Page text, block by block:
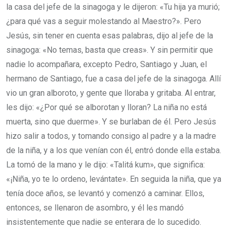
la casa del jefe de la sinagoga y le dijeron: «Tu hija ya murió;
¿para qué vas a seguir molestando al Maestro?». Pero
Jesús, sin tener en cuenta esas palabras, dijo al jefe de la
sinagoga: «No temas, basta que creas». Y sin permitir que
nadie lo acompañara, excepto Pedro, Santiago y Juan, el
hermano de Santiago, fue a casa del jefe de la sinagoga. Allí
vio un gran alboroto, y gente que lloraba y gritaba. Al entrar,
les dijo: «¿Por qué se alborotan y lloran? La niña no está
muerta, sino que duerme». Y se burlaban de él. Pero Jesús
hizo salir a todos, y tomando consigo al padre y a la madre
de la niña, y a los que venían con él, entró donde ella estaba.
La tomó de la mano y le dijo: «Talitá kum», que significa:
«¡Niña, yo te lo ordeno, levántate». En seguida la niña, que ya
tenía doce años, se levantó y comenzó a caminar. Ellos,
entonces, se llenaron de asombro, y él les mandó
insistentemente que nadie se enterara de lo sucedido.